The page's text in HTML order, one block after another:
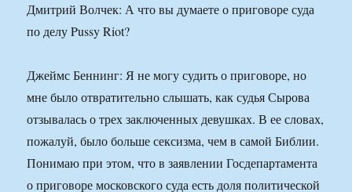
Дмитрий Волчек: А что вы думаете о приговоре суда
по делу Pussy Riot?
Джеймс Беннинг: Я не могу судить о приговоре, но
мне было отвратительно слышать, как судья Сырова
отзывалась о трех заключенных девушках. В ее словах,
пожалуй, было больше сексизма, чем в самой Библии.
Понимаю при этом, что в заявлении Госдепартамента
о приговоре московского суда есть доля политической